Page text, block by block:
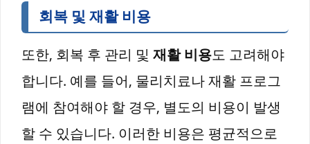
회복 및 재활 비용
또한, 회복 후 관리 및 재활 비용도 고려해야
합니다. 예를 들어, 물리치료나 재활 프로그
램에 참여해야 할 경우, 별도의 비용이 발생
할 수 있습니다. 이러한 비용은 평균적으로